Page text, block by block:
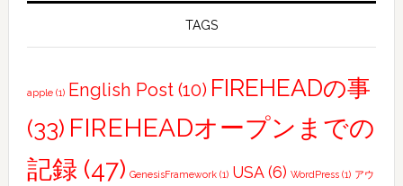
く
全
て
TAGS
apple(1) English Post(10) FIREHEADの事
(33) FIREHEADオープンまでの
記録 (47) GenesisFramework(1) USA(6) WordPress(1) アウ